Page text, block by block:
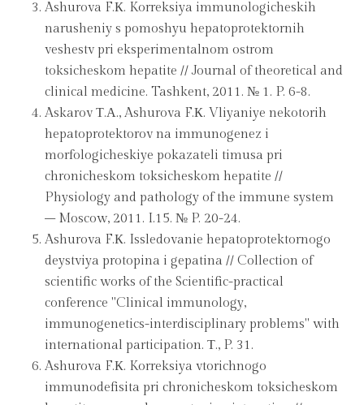
Ashurova F.К. Korreksiya immunologicheskih
narusheniy s pomoshyu hepatoprotektornih
veshestv pri eksperimentalnom ostrom
toksicheskom hepatite // Journal of theoretical and
clinical medicine. Tashkent, 2011. № 1. P. 6-8.
Askarov Т.А., Ashurova F.К. Vliyaniye nekotorih
hepatoprotektorov na immunogenez i
morfologicheskiye pokazateli timusa pri
chronicheskom toksicheskom hepatite //
Physiology and pathology of the immune system
– Moscow, 2011. I.15. № P. 20-24.
Ashurova F.К. Issledovanie hepatoprotektornogo
deystviya protopina i gepatina // Collection of
scientific works of the Scientific-practical
conference "Clinical immunology,
immunogenetics-interdisciplinary problems" with
international participation. Т., P. 31.
Ashurova F.К. Korreksiya vtorichnogo
immunodefisita pri chronicheskom toksicheskom